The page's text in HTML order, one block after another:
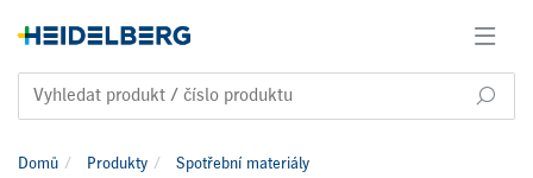
Domů Produkty
Spotřební materiály